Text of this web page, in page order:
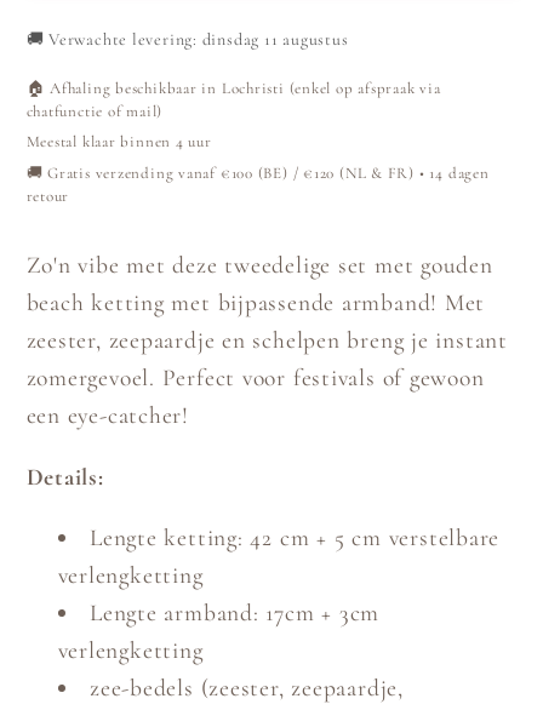
-
Goud
-
Goud
🚚Verwachte levering: dinsdag 11 augustus
🏠 Afhaling beschikbaar in Lochristi (enkel op afspraak via
chatfunctie of mail)
Meestal klaar binnen 4 uur
🚚 Gratis verzending vanaf €100 (BE) / €120 (NL & FR) • 14 dagen
retour
Zo'n vibe met deze tweedelige set met gouden
beach ketting met bijpassende armband! Met
zeester, zeepaardje en schelpen breng je instant
zomergevoel. Perfect voor festivals of gewoon
een eye-catcher!
Details:
Lengte ketting: 42 cm + 5 cm verstelbare
verlengketting
Lengte armband: 17cm + 3cm
verlengketting
zee-bedels (zeester, zeepaardje,